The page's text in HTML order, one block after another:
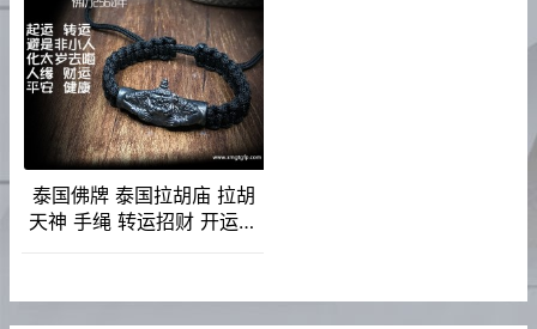
泰国佛牌 泰国拉胡庙 拉胡
天神 手绳 转运招财 开运起